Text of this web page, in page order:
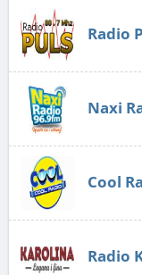
Radio
Naxi
Cool
Radio